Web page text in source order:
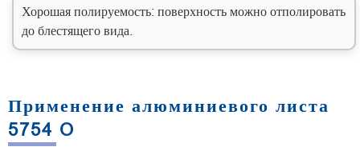
Хорошая полируемость: поверхность можно отполировать
до блестящего вида.
Применение алюминиевого листа
5754 O